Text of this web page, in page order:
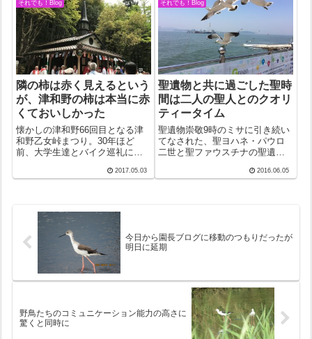
後2時に捧げられた。奉献生活者
という場合、男女修道者のこと
を言う...
それでも！Blog
隣の柿は赤く見えるという
が、津和野の柿は本当に赤
くておいしかった
懐かしの津和野66回目となる津
和野乙女峠まつり。30年ほど
前、大学生達とバイク巡礼に来
職員の慰安旅行に便乗した時が2
が残って...
2017.05.03
それでも！Blog
聖遺物と共に過ごした聖時
間は二人の聖人とのクオリ
ティータイム
聖遺物崇敬9時のミサに引き続い
てなされた、聖ヨハネ・パウロ
二世と聖ファウスチナの聖遺物
が残った。第一級の聖遺物とい
2016.06.05
今日から園長ブログに移動のつもりだったが
明日に延期
野鳥たちのコミュニケーション能力の高さに
驚くと同時に